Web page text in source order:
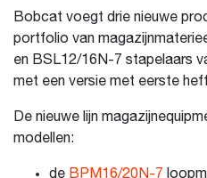
Bobcat voegt drie nieuwe
portfolio van
en BSL12/16N-7 stapelaars
met een versie met eerste
De nieuwe lijn
modellen:
de BPM16/20N-7